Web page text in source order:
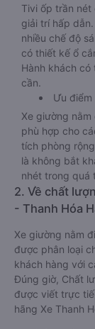
Tivi ốp trần nét
giải trí hấp
nhiều chế độ
có thiết kế ổ
Hành khách
cần.
Ưu điểm
Xe giường
phù hợp cho
tích phòng
là không bắt
nhét trong quá
2. Về chất
- Thanh Hóa
Xe giường nằm
được phân loại
khách hàng với
Đúng giờ, Chất
được viết trực
hãng Xe Thanh